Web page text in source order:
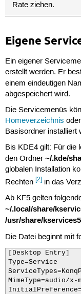
Rate ziehen.
Eigene
Ein eigener
erstellt werden. Er
einem eindeutigen
abgespeichert wird.
Die Servicemenüs
Homeverzeichnis
Basisordner installiert
Bis KDE4 gilt: Für die
den Ordner ~/.kde/
globalen Installation
Rechten [2]in das
Ab KF5 gelten
~/.local/share/
/usr/share/
Die Datei beginnt mit
[Desktop Entry]
Type=Service
MimeType=audio/x-